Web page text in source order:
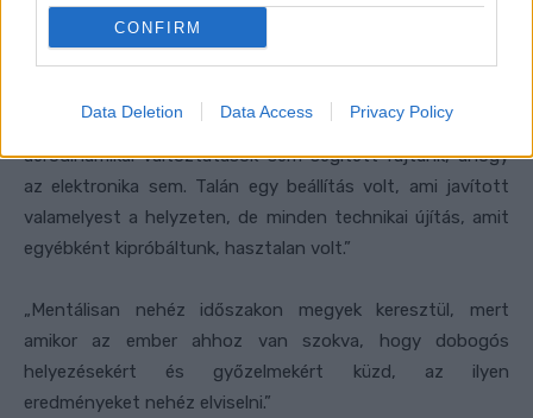
CONFIRM
Data Deletion Data Access Privacy Policy
Kipróbáltuk az új futóművet, nem működött. Az
aerodinamikai változtatások sem segített rajtunk, ahogy
az elektronika sem. Talán egy beállítás volt, ami javított
valamelyest a helyzeten, de minden technikai újítás, amit
egyébként kipróbáltunk, hasztalan volt.”
„Mentálisan nehéz időszakon megyek keresztül, mert
amikor az ember ahhoz van szokva, hogy dobogós
helyezésekért és győzelmekért küzd, az ilyen
eredményeket nehéz elviselni.”